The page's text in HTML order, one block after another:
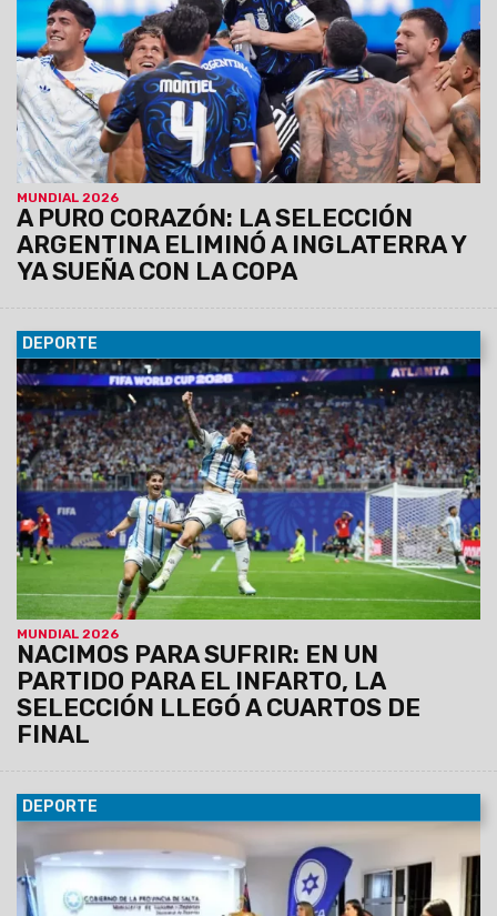
MUNDIAL 2026
A PURO CORAZÓN: LA SELECCIÓN
ARGENTINA ELIMINÓ A INGLATERRA Y
YA SUEÑA CON LA COPA
DEPORTE
MUNDIAL 2026
NACIMOS PARA SUFRIR: EN UN
PARTIDO PARA EL INFARTO, LA
SELECCIÓN LLEGÓ A CUARTOS DE
FINAL
08/07/2026 “Otro milagro de Messi” y “Es un mito”: las
portadas de los diarios del mundo tras el épico triunfo de
Argentina sobre Egipto en el Mundial. La prensa internacional
también elogió otra memorable actuación del astro
albiceleste.
DEPORTE
Se definieron los cruces de semifinales del
campeonato masculino, a jugarse el próximo 22 de abril. Los
ganadores se enfrentarán en la gran final el día 29, con el
estadio Padre Martearena como escenario para todos los